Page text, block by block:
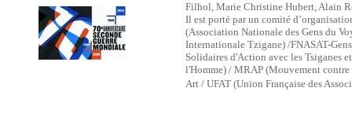
Filhol, Marie Christine Hubert, Alain
Il est porté par un comité
(Association Nationale des Gens du
Internationale Tzigane) /FNASAT-
Solidaires d'Action avec les Tsiganes
l'Homme) / MRAP (Mouvement
Art / UFAT (Union Française des